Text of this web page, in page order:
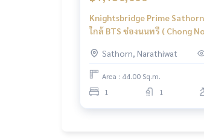
สระว่ายน้ำ | ฟิตเนส | ที่จอดรถ | รป
Co-working space | ห้องประชุ
📍 สถานที่ใกล้เคียง:
BTS ช่องนนทรี / BRT อาคารสงเคร
Knightsbridge Prime Sathorn
ใกล้ BTS ช่องนนทรี ( Chong
Sathorn, Narathiwat
Area : 44.00 Sq.m.
1
1